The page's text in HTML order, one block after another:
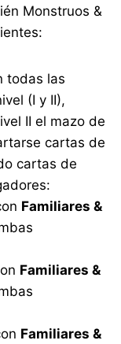
Monstruos &
todas las
(I y II),
II el mazo de
cartas de
cartas de
Familiares &
Familiares &
Familiares &